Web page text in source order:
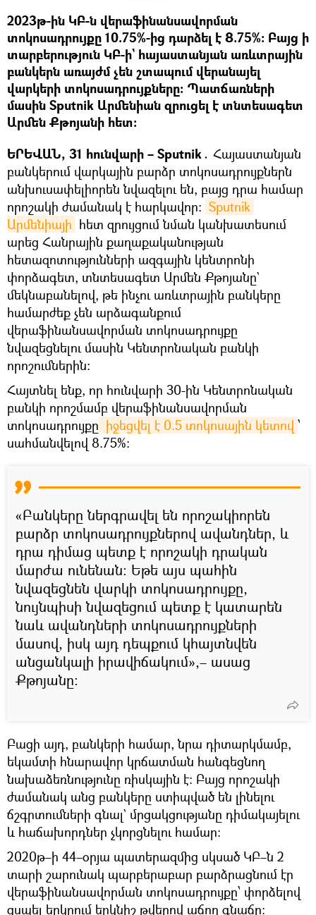
2023թ-ին ԿԲ-ն վերաֆինանսավորման
տոկոսադրույքը 10.75%-ից դարձել է 8.75%: Բայց ի
տարբերություն ԿԲ-ի` հայաստանյան առևտրային
բանկերն առայժմ չեն շտապում վերանայել
վարկերի տոկոսադրույքները: Պատճառների
մասին Sputnik Արմենիան զրուցել է տնտեսագետ
Արմեն Քթոյանի հետ։
ԵՐԵՎԱՆ, 31 հունվարի – Sputnik․ Հայաստանյան
բանկերում վարկային բարձր տոկոսադրույքներն
անխուսափելիորեն նվազելու են, բայց դրա համար
որոշակի ժամանակ է հարկավոր։ Sputnik
Արմենիայի հետ զրույցում նման կանխատեսում
արեց Հանրային քաղաքականության
հետազոտությունների ազգային կենտրոնի
փորձագետ, տնտեսագետ Արմեն Քթոյանը`
մեկնաբանելով, թե ինչու առևտրային բանկերը
համարժեք չեն արձագանքում
վերաֆինանսավորման տոկոսադրույքը
նվազեցնելու մասին Կենտրոնական բանկի
որոշումներին:
Հայտնել ենք, որ հունվարի 30-ին Կենտրոնական
բանկի որոշմամբ վերաֆինանսավորման
տոկոսադրույքը իջեցվել է 0.5 տոկոսային կետով ՝
սահմանվելով 8.75%։
«Բանկերը ներգրավել են որոշակիորեն
բարձր տոկոսադրույքներով ավանդներ, և
դրա դիմաց պետք է որոշակի դրական
մարժա ունենան։ Եթե այս պահին
նվազեցնեն վարկի տոկոսադրույքը,
նույնպիսի նվազեցում պետք է կատարեն
նաև ավանդների տոկոսադրույքների
մասով, իսկ այդ դեպքում կհայտնվեն
անցանկալի իրավիճակում»,– ասաց
Քթոյանը։
Բացի այդ, բանկերի համար, նրա դիտարկմամբ,
եկամտի հնարավոր կրճատման հանգեցնող
նախաձեռնությունը ռիսկային է։ Բայց որոշակի
ժամանակ անց բանկերը ստիպված են լինելու
ճշգրտումների գնալ` մրցակցությանը դիմակայելու
և հաճախորդներ չկորցնելու համար։
2020թ–ի 44–օրյա պատերազմից սկսած ԿԲ–ն 2
տարի շարունակ պարբերաբար բարձրացնում էր
վերաֆինանսավորման տոկոսադրույքը՝ փորձելով
զսպել երկրում երկնիշ թվերով աճող գնաճը: